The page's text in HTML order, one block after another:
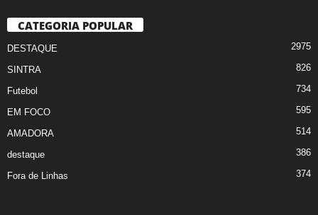
CATEGORIA POPULAR
DESTAQUE 2975
SINTRA 826
Futebol 734
EM FOCO 595
AMADORA 514
destaque 386
Fora de Linhas 374